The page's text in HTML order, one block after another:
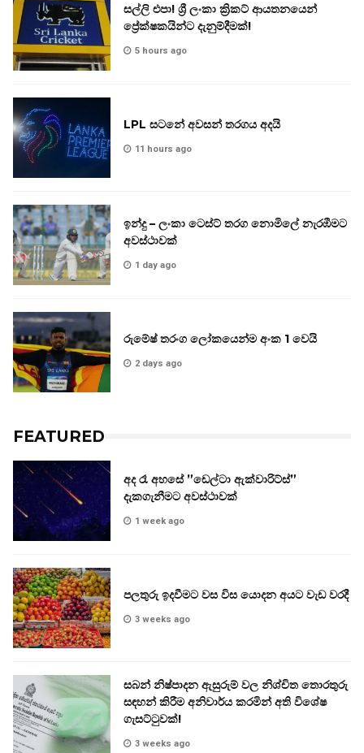
සල්ලි එපා! ශ්‍රී ලංකා ක්‍රිකට් ආයතනයෙන්
ප්‍රේක්ෂකයින්ට දැනුම්දීමක්!
5 hours ago
LPL සටනේ අවසන් තරගය අදයි
11 hours ago
ඉන්දු – ලංකා ටෙස්ට් තරග නොමිලේ නැරඹීමට
අවස්ථාවක්
1 day ago
රුමේෂ් තරංග ලෝකයෙන්ම අංක 1 වෙයි
2 days ago
FEATURED
අද රෑ අහසේ ”ඩෙල්ටා ඇක්වාරිට්ස්”
දැකගැනීමට අවස්ථාවක්
1 week ago
පලතුරු ඉදවීමට වස විස යොදන අයට වැඩ වරදී
3 weeks ago
සබන් නිෂ්පාදන ඇසුරුම් වල නිශ්චිත තොරතුරු
සඳහන් කිරීම අනිවාර්ය කරමින් අති විශේෂ
ගැසට්ටුවක්!
3 weeks ago